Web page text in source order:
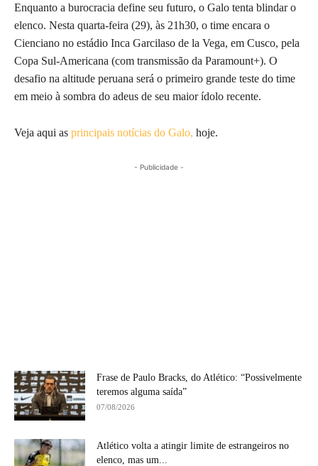
Enquanto a burocracia define seu futuro, o Galo tenta blindar o
elenco. Nesta quarta-feira (29), às 21h30, o time encara o
Cienciano no estádio Inca Garcilaso de la Vega, em Cusco, pela
Copa Sul-Americana (com transmissão da Paramount+). O
desafio na altitude peruana será o primeiro grande teste do time
em meio à sombra do adeus de seu maior ídolo recente.
Veja aqui as principais notícias do Galo, hoje.
- Publicidade -
Frase de Paulo Bracks, do Atlético: “Possivelmente
teremos alguma saída”
07/08/2026
Atlético volta a atingir limite de estrangeiros no
elenco, mas um...